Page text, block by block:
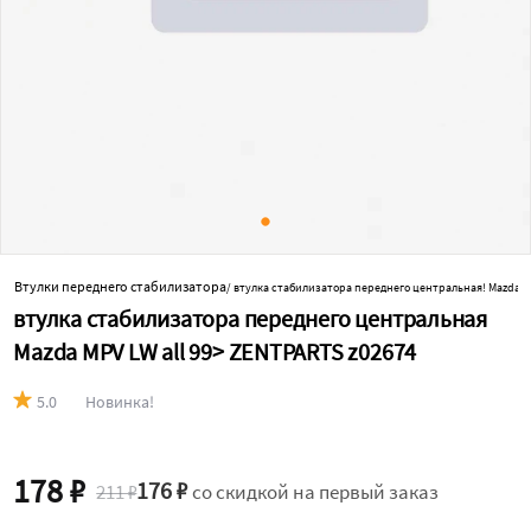
Втулки переднего стабилизатора/втулка стабилизатора переднего центральная! Mazda
втулка стабилизатора переднего центральная
Mazda MPV LW all 99> ZENTPARTS z02674
5.0 Новинка!
178 ₽ 211 ₽176 ₽со скидкой на первый заказ